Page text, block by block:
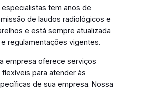
tem anos de
de laudos radiológicos e
e está sempre atualizada
regulamentações vigentes.
empresa oferece serviços
para atender às
de sua empresa. Nossa